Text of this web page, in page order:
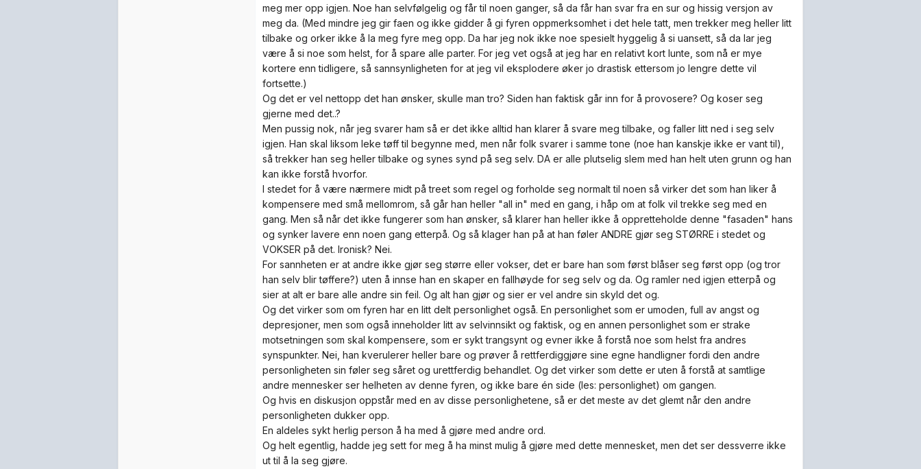
meg mer opp igjen. Noe han selvfølgelig og får til noen ganger, så da får han svar fra en sur og hissig versjon av
meg da. (Med mindre jeg gir faen og ikke gidder å gi fyren oppmerksomhet i det hele tatt, men trekker meg heller litt
tilbake og orker ikke å la meg fyre meg opp. Da har jeg nok ikke noe spesielt hyggelig å si uansett, så da lar jeg
være å si noe som helst, for å spare alle parter. For jeg vet også at jeg har en relativt kort lunte, som nå er mye
kortere enn tidligere, så sannsynligheten for at jeg vil eksplodere øker jo drastisk ettersom jo lengre dette vil
fortsette.)
Og det er vel nettopp det han ønsker, skulle man tro? Siden han faktisk går inn for å provosere? Og koser seg
gjerne med det..?
Men pussig nok, når jeg svarer ham så er det ikke alltid han klarer å svare meg tilbake, og faller litt ned i seg selv
igjen. Han skal liksom leke tøff til begynne med, men når folk svarer i samme tone (noe han kanskje ikke er vant til),
så trekker han seg heller tilbake og synes synd på seg selv. DA er alle plutselig slem med han helt uten grunn og han
kan ikke forstå hvorfor.
I stedet for å være nærmere midt på treet som regel og forholde seg normalt til noen så virker det som han liker å
kompensere med små mellomrom, så går han heller "all in" med en gang, i håp om at folk vil trekke seg med en
gang. Men så når det ikke fungerer som han ønsker, så klarer han heller ikke å oppretteholde denne "fasaden" hans
og synker lavere enn noen gang etterpå. Og så klager han på at han føler ANDRE gjør seg STØRRE i stedet og
VOKSER på det. Ironisk? Nei.
For sannheten er at andre ikke gjør seg større eller vokser, det er bare han som først blåser seg først opp (og tror
han selv blir tøffere?) uten å innse han en skaper en fallhøyde for seg selv og da. Og ramler ned igjen etterpå og
sier at alt er bare alle andre sin feil. Og alt han gjør og sier er vel andre sin skyld det og.
Og det virker som om fyren har en litt delt personlighet også. En personlighet som er umoden, full av angst og
depresjoner, men som også inneholder litt av selvinnsikt og faktisk, og en annen personlighet som er strake
motsetningen som skal kompensere, som er sykt trangsynt og evner ikke å forstå noe som helst fra andres
synspunkter. Nei, han kverulerer heller bare og prøver å rettferdiggjøre sine egne handligner fordi den andre
personligheten sin føler seg såret og urettferdig behandlet. Og det virker som dette er uten å forstå at samtlige
andre mennesker ser helheten av denne fyren, og ikke bare én side (les: personlighet) om gangen.
Og hvis en diskusjon oppstår med en av disse personlighetene, så er det meste av det glemt når den andre
personligheten dukker opp.
En aldeles sykt herlig person å ha med å gjøre med andre ord.
Og helt egentlig, hadde jeg sett for meg å ha minst mulig å gjøre med dette mennesket, men det ser dessverre ikke
ut til å la seg gjøre.